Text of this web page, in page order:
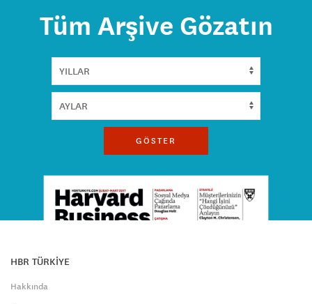
Tüm Arşive Gözatın
GÖSTER
HBR TÜRKİYE
Hakkında